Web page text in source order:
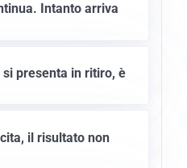
Intanto arriva
presenta in ritiro, è
il risultato non